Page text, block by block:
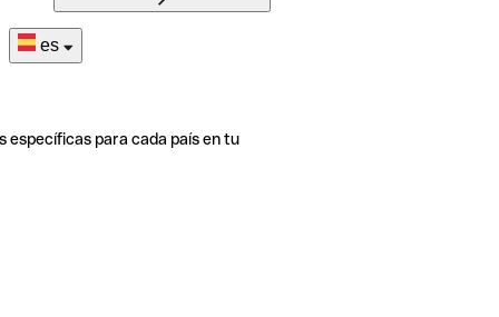
es
específicas para cada país en tu